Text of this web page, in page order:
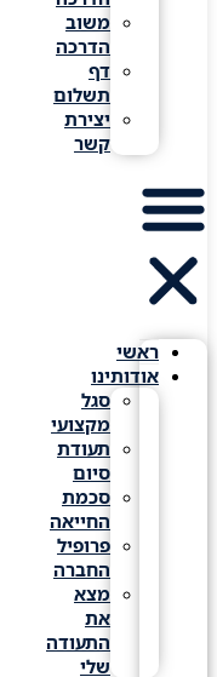
משוב
הדרכה
דף
תשלום
יצירת
ראשי
אודותינו
סגל
מקצועי
תעודת
סכמת
החייאה
פרופיל
החברה
מצא
התעודה